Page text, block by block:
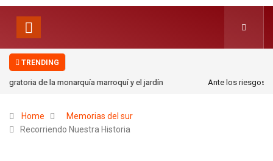
TRENDING
Ante los riesgos de la Inteligencia Artificial, ¡Actuar Ya!. Por Saúl Escobar
Home
Memorias del sur
Recorriendo Nuestra Historia